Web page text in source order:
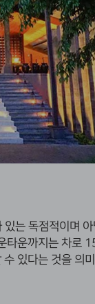
는 독점적이며
운까지는 차
있다는 것을